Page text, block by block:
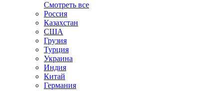
Смотреть все
Россия
Казахстан
США
Грузия
Турция
Украина
Индия
Китай
Германия